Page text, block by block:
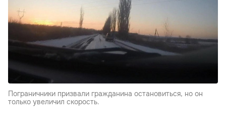
Пограничники призвали гражданина остановиться, но он
только увеличил скорость.